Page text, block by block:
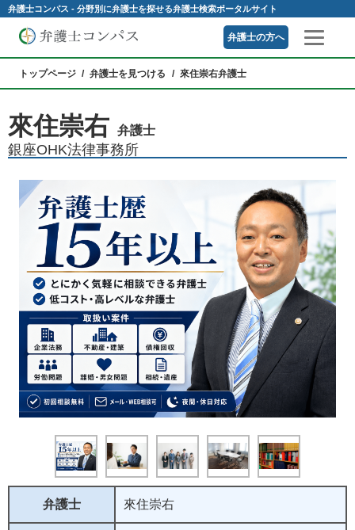
弁護士コンパス - 分野別に弁護士を探せる弁護士検索ポータルサイト
弁護士の方へ
トップページ 弁護士を見つける 來住崇右弁護士
來住崇右 弁護士
銀座OHK法律事務所
弁護士 來住崇右